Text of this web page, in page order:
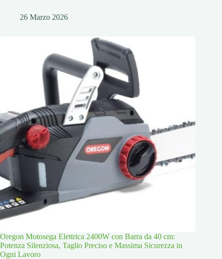
26 Marzo 2026
Oregon Motosega Elettrica 2400W con Barra da 40 cm:
Potenza Silenziosa, Taglio Preciso e Massima Sicurezza in
Ogni Lavoro